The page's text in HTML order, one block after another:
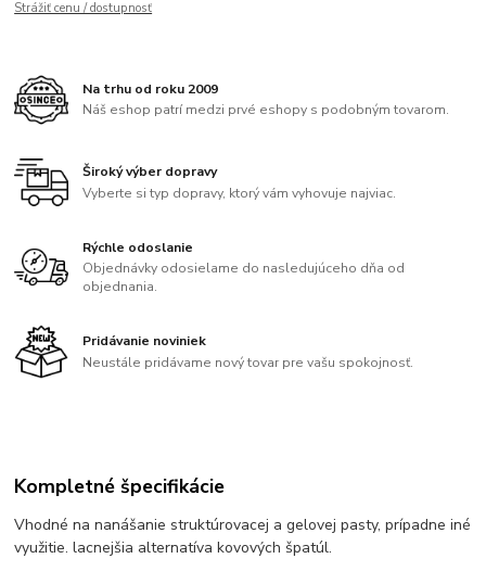
Strážiť cenu / dostupnosť
Na trhu od roku 2009
Náš eshop patrí medzi prvé eshopy s podobným tovarom.
Široký výber dopravy
Vyberte si typ dopravy, ktorý vám vyhovuje najviac.
Rýchle odoslanie
Objednávky odosielame do nasledujúceho dňa od
objednania.
Pridávanie noviniek
Neustále pridávame nový tovar pre vašu spokojnosť.
Kompletné špecifikácie
Vhodné na nanášanie struktúrovacej a gelovej pasty, prípadne iné
využitie. lacnejšia alternatíva kovových špatúl.